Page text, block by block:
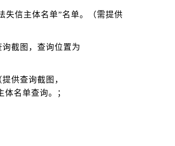
失信主体名单”名单。（需提供
截图，查询位置为
供查询截图，
名单查询。；